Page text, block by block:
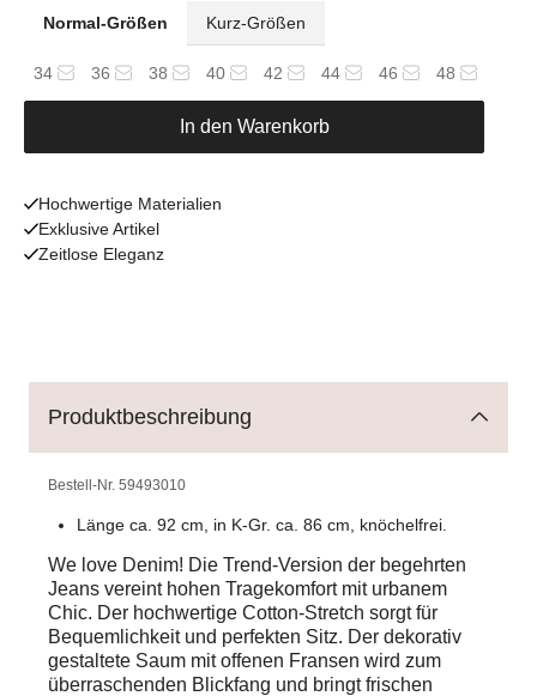
Normal-Größen Kurz-Größen
34 36 38 40 42 44 46 48
In den Warenkorb
Hochwertige Materialien
Exklusive Artikel
Zeitlose Eleganz
Produktbeschreibung
Bestell-Nr. 59493010
Länge ca. 92 cm, in K-Gr. ca. 86 cm, knöchelfrei.
We love Denim! Die Trend-Version der begehrten
Jeans vereint hohen Tragekomfort mit urbanem
Chic. Der hochwertige Cotton-Stretch sorgt für
Bequemlichkeit und perfekten Sitz. Der dekorativ
gestaltete Saum mit offenen Fransen wird zum
überraschenden Blickfang und bringt frischen